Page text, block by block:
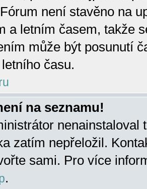
není stavěno na
a letním časem, takže
může být posunutí
času.
na seznamu!
nenainstaloval
zatím nepřeložil.
sami. Pro více
.